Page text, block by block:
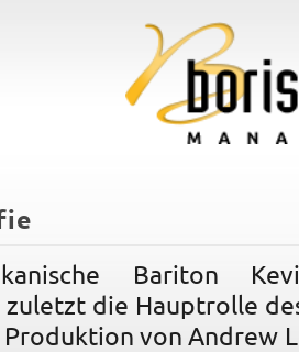
Bariton
die Hauptrolle
von Andrew